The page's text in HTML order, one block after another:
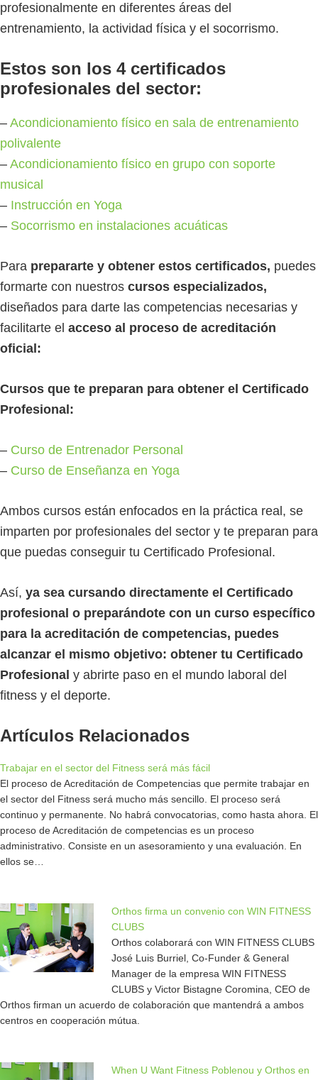
profesionalmente en diferentes áreas del
entrenamiento, la actividad física y el socorrismo.
Estos son los 4 certificados
profesionales del sector:
– Acondicionamiento físico en sala de entrenamiento
polivalente
– Acondicionamiento físico en grupo con soporte
musical
– Instrucción en Yoga
– Socorrismo en instalaciones acuáticas
Para prepararte y obtener estos certificados, puedes
formarte con nuestros cursos especializados,
diseñados para darte las competencias necesarias y
facilitarte el acceso al proceso de acreditación
oficial:
Cursos que te preparan para obtener el Certificado
Profesional:
– Curso de Entrenador Personal
– Curso de Enseñanza en Yoga
Ambos cursos están enfocados en la práctica real, se
imparten por profesionales del sector y te preparan para
que puedas conseguir tu Certificado Profesional.
Así, ya sea cursando directamente el Certificado
profesional o preparándote con un curso específico
para la acreditación de competencias, puedes
alcanzar el mismo objetivo: obtener tu Certificado
Profesional y abrirte paso en el mundo laboral del
fitness y el deporte.
Artículos Relacionados
Trabajar en el sector del Fitness será más fácil
El proceso de Acreditación de Competencias que permite trabajar en
el sector del Fitness será mucho más sencillo. El proceso será
continuo y permanente. No habrá convocatorias, como hasta ahora. El
proceso de Acreditación de competencias es un proceso
administrativo. Consiste en un asesoramiento y una evaluación. En
ellos se…
Orthos firma un convenio con WIN FITNESS
CLUBS
Orthos colaborará con WIN FITNESS CLUBS
José Luis Burriel, Co-Funder & General
Manager de la empresa WIN FITNESS
CLUBS y Victor Bistagne Coromina, CEO de
Orthos firman un acuerdo de colaboración que mantendrá a ambos
centros en cooperación mútua.
When U Want Fitness Poblenou y Orthos en